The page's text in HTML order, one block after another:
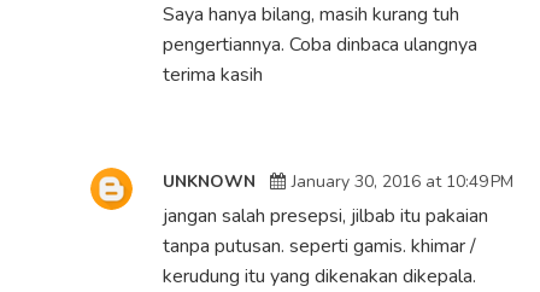
Saya hanya bilang, masih kurang tuh
pengertiannya. Coba dinbaca ulangnya
terima kasih
UNKNOWN January 30, 2016 at 10:49 PM
jangan salah presepsi, jilbab itu pakaian
tanpa putusan. seperti gamis. khimar /
kerudung itu yang dikenakan dikepala.